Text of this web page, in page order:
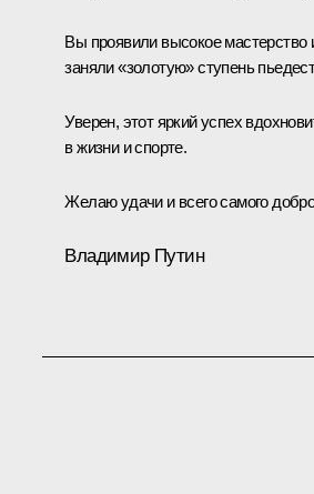
Вы проявили высокое мастерство
заняли «золотую» ступень
Уверен, этот яркий успех
в жизни и спорте.
Желаю удачи и всего самого
Владимир Путин